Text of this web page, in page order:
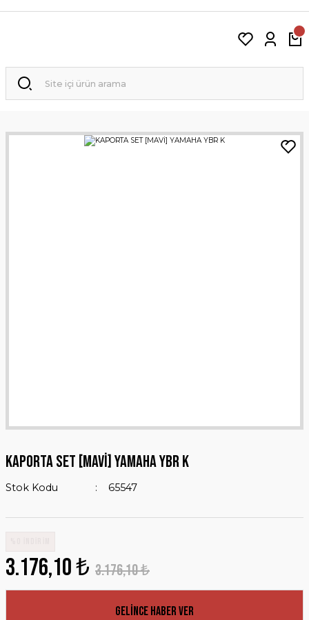
KAPORTA SET [MAVİ] YAMAHA YBR K
Stok Kodu 65547
3.176,10 ₺ 3.176,10 ₺
Gelince Haber Ver